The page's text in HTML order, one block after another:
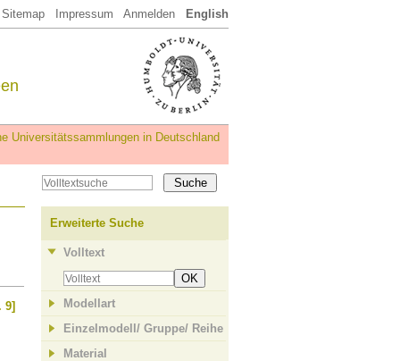
Sitemap Impressum Anmelden English
Universitätssammlungen in Deutschland
9]
Erweiterte Suche
Volltext
OK
Modellart
Einzelmodell/ Gruppe/ Reihe
Material